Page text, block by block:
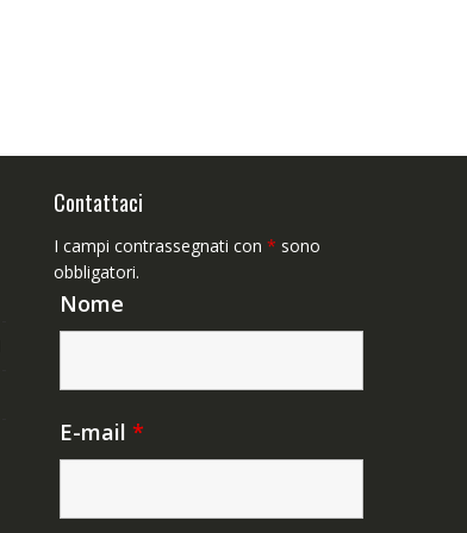
Contattaci
I campi contrassegnati con * sono
obbligatori.
Nome
E-mail *